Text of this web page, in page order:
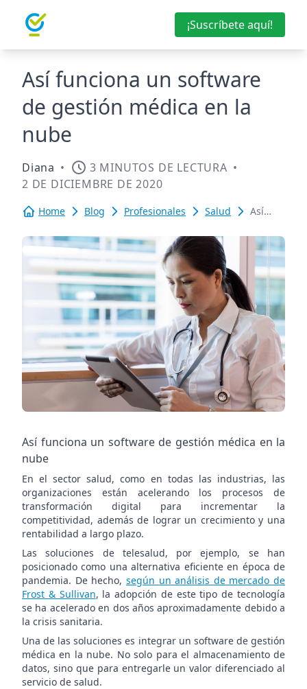
¡Suscríbete aquí!
Así funciona un software
de gestión médica en la
nube
Diana • 3 MINUTOS DE LECTURA •
2 DE DICIEMBRE DE 2020
Home Blog Profesionales Salud
Así
un
software
de
gestión
médica
en la
nube
Así funciona un software de gestión médica en la
nube
En el sector salud, como en todas las industrias, las
organizaciones están acelerando los procesos de
transformación digital para incrementar la
competitividad, además de lograr un crecimiento y una
rentabilidad a largo plazo.
Las soluciones de telesalud, por ejemplo, se han
posicionado como una alternativa eficiente en época de
pandemia. De hecho, según un análisis de mercado de
Frost & Sullivan, la adopción de este tipo de tecnología
se ha acelerado en dos años aproximadamente debido a
la crisis sanitaria.
Una de las soluciones es integrar un software de gestión
médica en la nube. No solo para el almacenamiento de
datos, sino que para entregarle un valor diferenciado al
servicio de salud.